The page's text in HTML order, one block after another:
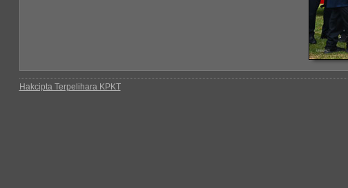
Hakcipta Terpelihara KPKT